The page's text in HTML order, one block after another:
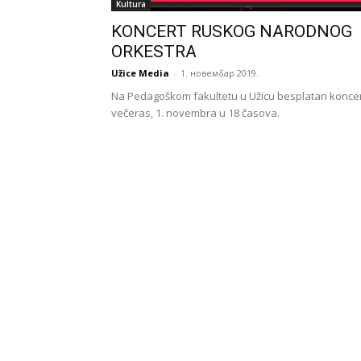
Kultura
KONCERT RUSKOG NARODNOG
ORKESTRA
Užice Media - 1. новембар 2019.
Na Pedagoškom fakultetu u Užicu besplatan
večeras, 1. novembra u 18 časova.